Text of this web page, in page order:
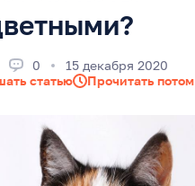
0
15 декабря 2020
статью
Прочитать потом